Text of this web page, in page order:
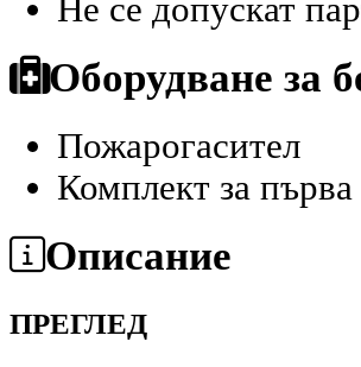
Не се допускат
Оборудване за
Пожарогасител
Комплект за
Описание
ПРЕГЛЕД